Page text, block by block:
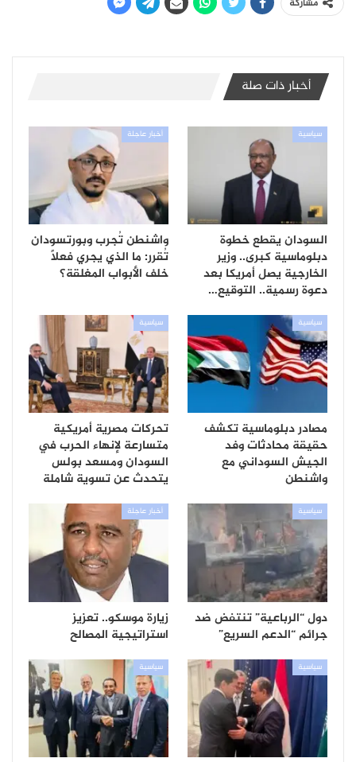
مشاركة
أخبار ذات صلة
سياسية
السودان يقطع خطوة
دبلوماسية كبرى.. وزير
الخارجية يصل أمريكا بعد
دعوة رسمية.. التوقيع…
أخبار عاجلة
واشنطن تُجرب وبورتسودان
تُقرر: ما الذي يجري فعلاً
خلف الأبواب المغلقة؟
سياسية
مصادر دبلوماسية تكشف
حقيقة محادثات وفد
الجيش السوداني مع
واشنطن
سياسية
تحركات مصرية أمريكية
متسارعة لإنهاء الحرب في
السودان ومسعد بولس
يتحدث عن تسوية شاملة
سياسية
دول “الرباعية” تنتفض ضد
جرائم “الدعم السريع”
أخبار عاجلة
زيارة موسكو.. تعزيز
استراتيجية المصالح
سياسية سياسية